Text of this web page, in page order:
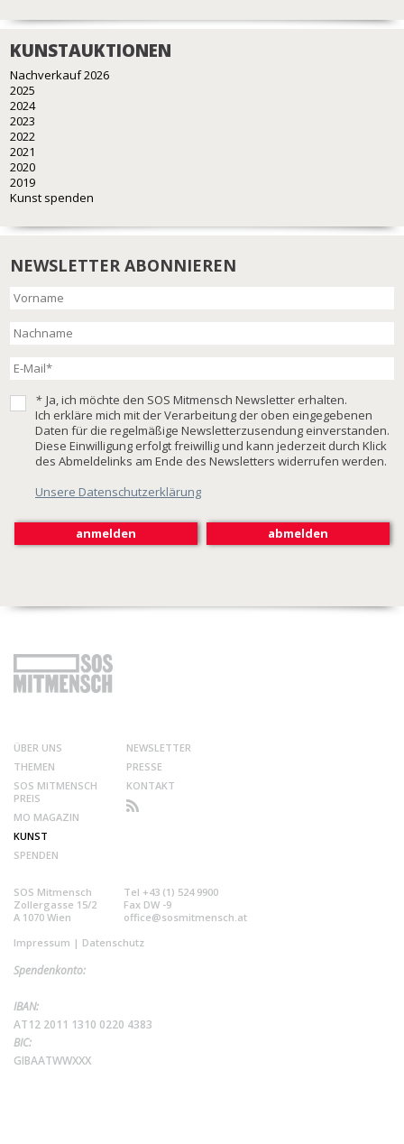
KUNSTAUKTIONEN
Nachverkauf 2026
2025
2024
2023
2022
2021
2020
2019
Kunst spenden
NEWSLETTER ABONNIEREN
* Ja, ich möchte den SOS Mitmensch Newsletter erhalten.
Ich erkläre mich mit der Verarbeitung der oben eingegebenen
Daten für die regelmäßige Newsletterzusendung einverstanden.
Diese Einwilligung erfolgt freiwillig und kann jederzeit durch Klick
des Abmeldelinks am Ende des Newsletters widerrufen werden.
Unsere Datenschutzerklärung
ÜBER UNS
THEMEN
SOS MITMENSCH
PREIS
MO MAGAZIN
KUNST
SPENDEN
NEWSLETTER
PRESSE
KONTAKT
SOS Mitmensch
Zollergasse 15/2
A 1070 Wien
Tel +43 (1) 524 9900
Fax DW -9
office@sosmitmensch.at
Impressum | Datenschutz
Spendenkonto:
IBAN:
AT12 2011 1310 0220 4383
BIC:
GIBAATWWXXX